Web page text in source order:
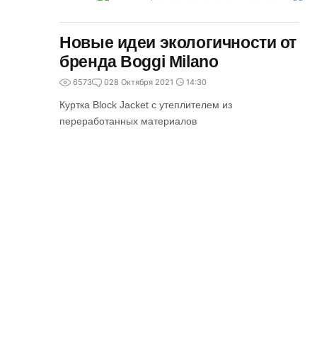
Новые идеи экологичности от
бренда Boggi Milano
6573 028 Октября 2021 14:30
Куртка Block Jacket с утеплителем из
переработанных материалов